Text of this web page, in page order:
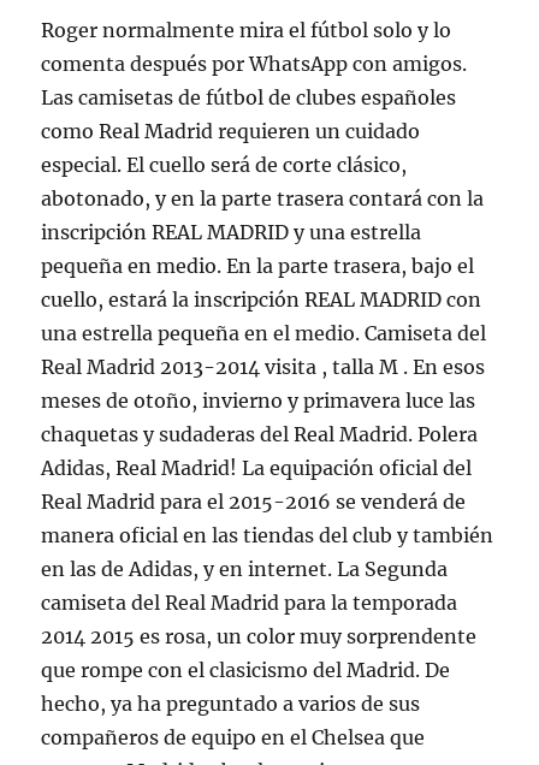
Roger normalmente mira el fútbol solo y lo
comenta después por WhatsApp con amigos.
Las camisetas de fútbol de clubes españoles
como Real Madrid requieren un cuidado
especial. El cuello será de corte clásico,
abotonado, y en la parte trasera contará con la
inscripción REAL MADRID y una estrella
pequeña en medio. En la parte trasera, bajo el
cuello, estará la inscripción REAL MADRID con
una estrella pequeña en el medio. Camiseta del
Real Madrid 2013-2014 visita , talla M . En esos
meses de otoño, invierno y primavera luce las
chaquetas y sudaderas del Real Madrid. Polera
Adidas, Real Madrid! La equipación oficial del
Real Madrid para el 2015-2016 se venderá de
manera oficial en las tiendas del club y también
en las de Adidas, y en internet. La Segunda
camiseta del Real Madrid para la temporada
2014 2015 es rosa, un color muy sorprendente
que rompe con el clasicismo del Madrid. De
hecho, ya ha preguntado a varios de sus
compañeros de equipo en el Chelsea que